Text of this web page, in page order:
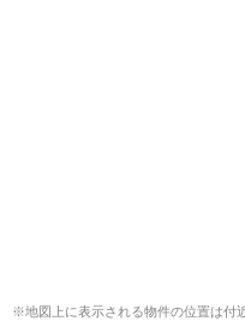
※地図上に表示される物件の位置は付